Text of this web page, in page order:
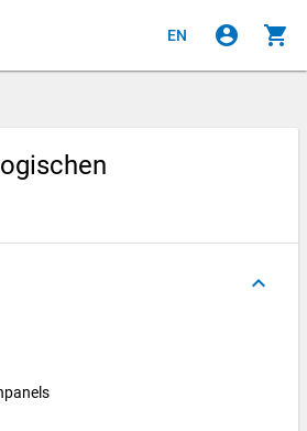
EN account_circle shopping_cart
keyboard_arrow_up